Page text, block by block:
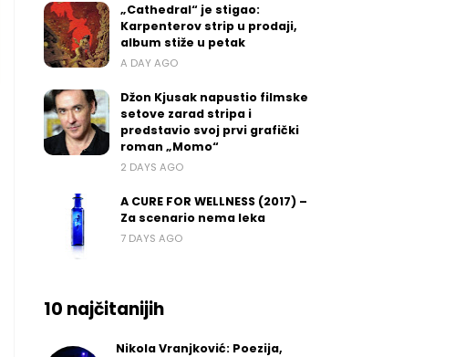
„Cathedral“ je stigao:
Karpenterov strip u prodaji,
album stiže u petak
A DAY AGO
Džon Kjusak napustio filmske
setove zarad stripa i
predstavio svoj prvi grafički
roman „Momo“
2 DAYS AGO
A CURE FOR WELLNESS (2017) –
Za scenario nema leka
7 DAYS AGO
10 najčitanijih
Nikola Vranjković: Poezija,